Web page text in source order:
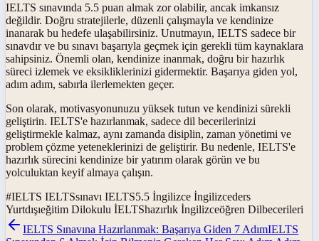
IELTS sınavında 5.5 puan almak zor olabilir, ancak imkansız
değildir. Doğru stratejilerle, düzenli çalışmayla ve kendinize
inanarak bu hedefe ulaşabilirsiniz. Unutmayın, IELTS sadece bir
sınavdır ve bu sınavı başarıyla geçmek için gerekli tüm kaynaklara
sahipsiniz. Önemli olan, kendinize inanmak, doğru bir hazırlık
süreci izlemek ve eksikliklerinizi gidermektir. Başarıya giden yol,
adım adım, sabırla ilerlemekten geçer.
Son olarak, motivasyonunuzu yüksek tutun ve kendinizi sürekli
geliştirin. IELTS'e hazırlanmak, sadece dil becerilerinizi
geliştirmekle kalmaz, aynı zamanda disiplin, zaman yönetimi ve
problem çözme yeteneklerinizi de geliştirir. Bu nedenle, IELTS'e
hazırlık sürecini kendinize bir yatırım olarak görün ve bu
yolculuktan keyif almaya çalışın.
#IELTS IELTSsınavı IELTS5.5 İngilizce İngilizceders
Yurtdışıeğitim Dilokulu İELTShazırlık İngilizceöğren Dilbecerileri
IELTS Sınavına Hazırlanmak: Başarıya Giden 7 AdımIELTS